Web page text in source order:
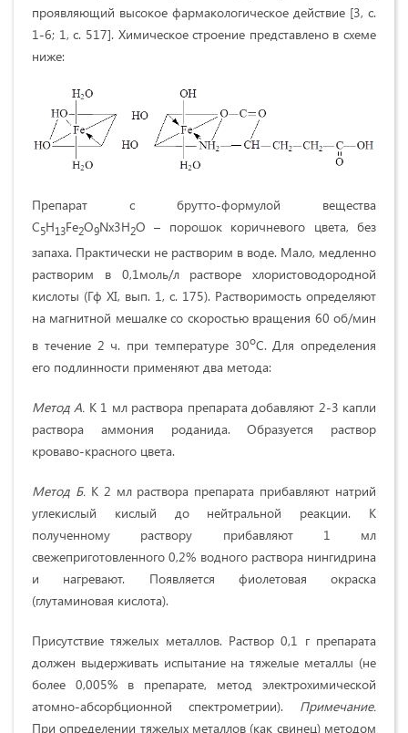
проявляющий высокое фармакологическое действие [3, с.
1-6; 1, с. 517]. Химическое строение представлено в схеме
ниже:
Препарат с брутто-формулой вещества
C5H13Fe2O9Nx3H2O – порошок коричневого цвета, без
запаха. Практически не растворим в воде. Мало, медленно
растворим в 0,1моль/л растворе хлористоводородной
кислоты (Гф XI, вып. 1, с. 175). Растворимость определяют
на магнитной мешалке со скоростью вращения 60 об/мин
в течение 2 ч. при температуре 30оС. Для определения
его подлинности применяют два метода:
Метод А. К 1 мл раствора препарата добавляют 2-3 капли
раствора аммония роданида. Образуется раствор
кроваво-красного цвета.
Метод Б. К 2 мл раствора препарата прибавляют натрий
углекислый кислый до нейтральной реакции. К
полученному раствору прибавляют 1 мл
свежеприготовленного 0,2% водного раствора нингидрина
и нагревают. Появляется фиолетовая окраска
(глутаминовая кислота).
Присутствие тяжелых металлов. Раствор 0,1 г препарата
должен выдерживать испытание на тяжелые металлы (не
более 0,005% в препарате, метод электрохимической
атомно-абсорбционной спектрометрии). Примечание.
При определении тяжелых металлов (как свинец) методом